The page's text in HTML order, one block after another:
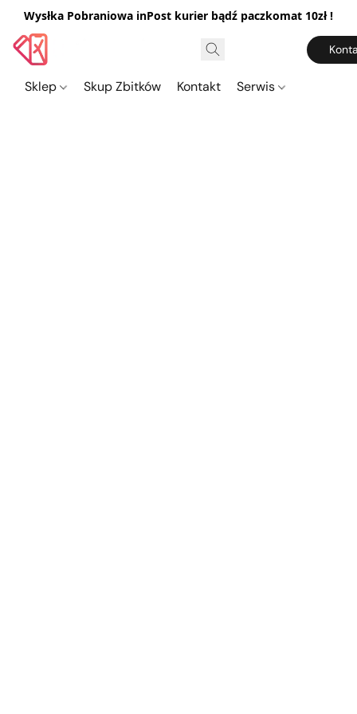
Wysłka Pobraniowa inPost kurier bądź paczkomat 10zł !
Sklep Skup Zbitków Kontakt Serwis